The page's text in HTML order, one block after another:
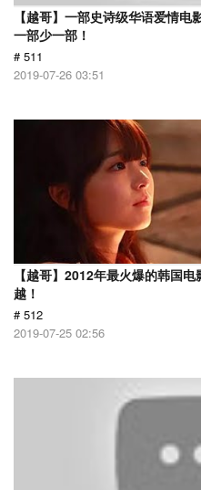
【越哥】一部史诗级华语爱情
一部少一部！
# 511
2019-07-26 03:51
【越哥】2012年最火爆的韩国
越！
# 512
2019-07-25 02:56